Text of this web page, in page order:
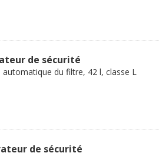
de sécurité
du filtre, 42 l, classe L
de sécurité